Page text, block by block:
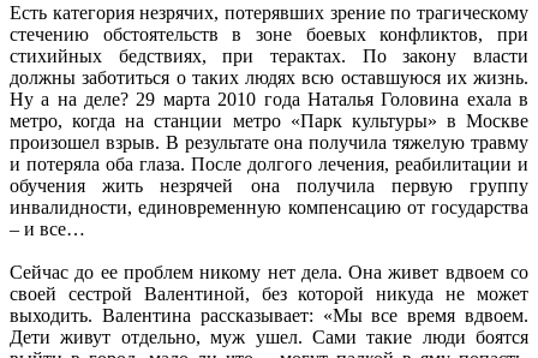
Есть категория незрячих, потерявших зрение по трагическому
стечению обстоятельств в зоне боевых конфликтов, при
стихийных бедствиях, при терактах. По закону власти
должны заботиться о таких людях всю оставшуюся их жизнь.
Ну а на деле? 29 марта 2010 года Наталья Головина ехала в
метро, когда на станции метро «Парк культуры» в Москве
произошел взрыв. В результате она получила тяжелую травму
и потеряла оба глаза. После долгого лечения, реабилитации и
обучения жить незрячей она получила первую группу
инвалидности, единовременную компенсацию от государства
– и все…
Сейчас до ее проблем никому нет дела. Она живет вдвоем со
своей сестрой Валентиной, без которой никуда не может
выходить. Валентина рассказывает: «Мы все время вдвоем.
Дети живут отдельно, муж ушел. Сами такие люди боятся